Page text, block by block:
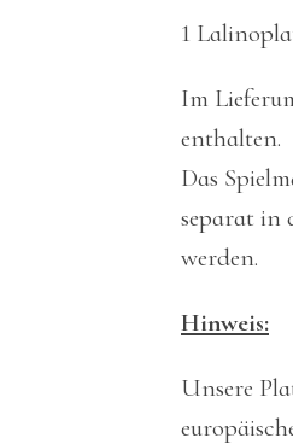
1
Im
enthalten.
Das
separat in
werden.
Hinweis:
Unsere